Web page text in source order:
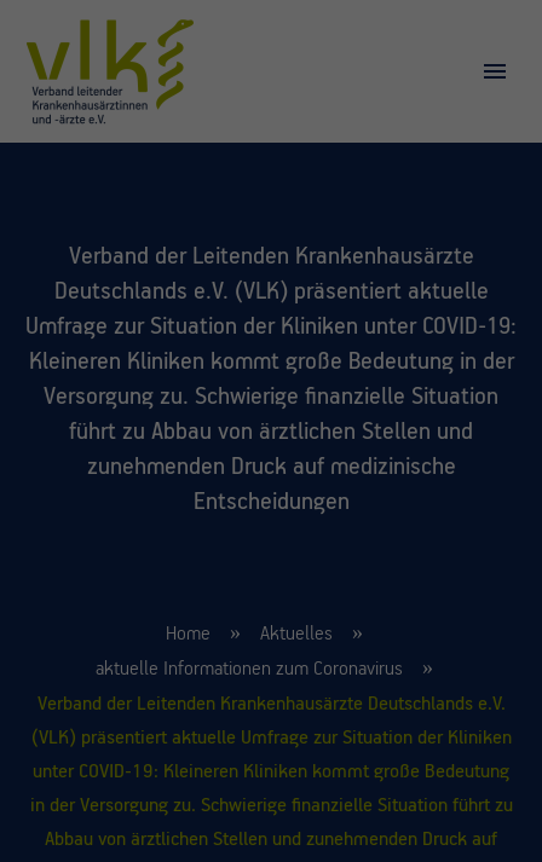
Verband der Leitenden Krankenhausärzte
Deutschlands e.V. (VLK) präsentiert aktuelle
Umfrage zur Situation der Kliniken unter COVID-19:
Kleineren Kliniken kommt große Bedeutung in der
Versorgung zu. Schwierige finanzielle Situation
führt zu Abbau von ärztlichen Stellen und
zunehmenden Druck auf medizinische
Entscheidungen
Home
Aktuelles
aktuelle Informationen zum Coronavirus
Verband der Leitenden Krankenhausärzte Deutschlands e.V.
(VLK) präsentiert aktuelle Umfrage zur Situation der Kliniken
unter COVID-19: Kleineren Kliniken kommt große Bedeutung
in der Versorgung zu. Schwierige finanzielle Situation führt zu
Abbau von ärztlichen Stellen und zunehmenden Druck auf